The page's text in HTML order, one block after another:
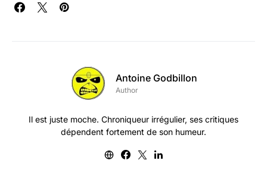
Antoine Godbillon
Author
Il est juste moche. Chroniqueur irrégulier, ses critiques
dépendent fortement de son humeur.